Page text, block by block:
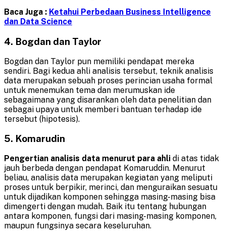
Baca Juga : Ketahui Perbedaan Business Intelligence
dan Data Science
4. Bogdan dan Taylor
Bogdan dan Taylor pun memiliki pendapat mereka
sendiri. Bagi kedua ahli analisis tersebut, teknik analisis
data merupakan sebuah proses perincian usaha formal
untuk menemukan tema dan merumuskan ide
sebagaimana yang disarankan oleh data penelitian dan
sebagai upaya untuk memberi bantuan terhadap ide
tersebut (hipotesis).
5. Komarudin
Pengertian analisis data menurut para ahli di atas tidak
jauh berbeda dengan pendapat Komaruddin. Menurut
beliau, analisis data merupakan kegiatan yang meliputi
proses untuk berpikir, merinci, dan menguraikan sesuatu
untuk dijadikan komponen sehingga masing-masing bisa
dimengerti dengan mudah. Baik itu tentang hubungan
antara komponen, fungsi dari masing-masing komponen,
maupun fungsinya secara keseluruhan.